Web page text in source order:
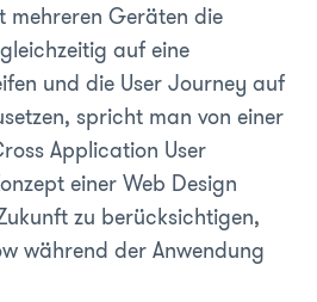
mehreren Geräten die
auf eine
und die User Journey auf
spricht man von einer
Application User
einer Web Design
zu berücksichtigen,
während der Anwendung